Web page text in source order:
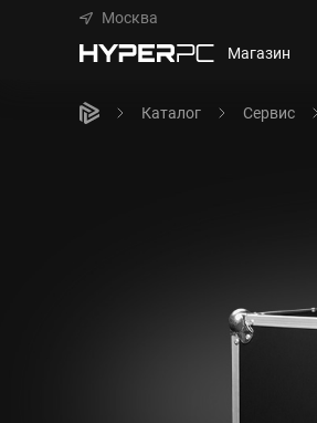
Москва
Магазин
Каталог Сервис